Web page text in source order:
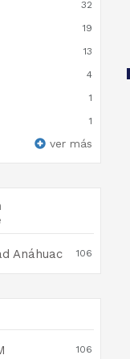
32
19
13
4
1
1
ver más
Anáhuac 106
106